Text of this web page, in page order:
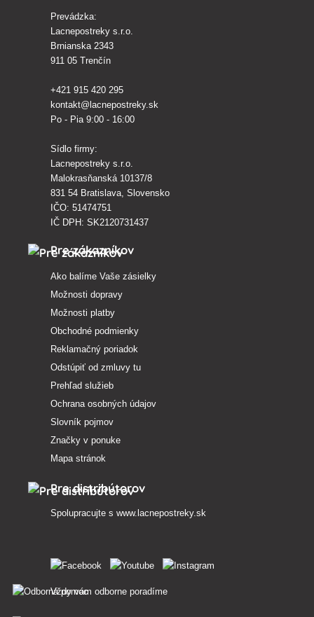
Prevádzka:
Lacnepostreky s.r.o.
Brnianska 2343
911 05 Trenčín
+421 915 420 295
kontakt@lacnepostreky.sk
Po - Pia 9:00 - 16:00
Sídlo firmy:
Lacnepostreky s.r.o.
Malokrasňanská 10137/8
831 54 Bratislava, Slovensko
IČO: 51474751
IČ DPH: SK2120731437
Pre zákazníkov
Ako balíme Vaše zásielky
Možnosti dopravy
Možnosti platby
Obchodné podmienky
Reklamačný poriadok
Odstúpiť od zmluvy tu
Prehľad služieb
Ochrana osobných údajov
Slovník pojmov
Značky v ponuke
Mapa stránok
Pre distribútorov
Spolupracujte s www.lacnepostreky.sk
Vždy vám odborne poradíme